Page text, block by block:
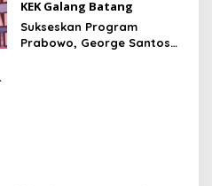
Sukseskan Program
Prabowo, George Santos